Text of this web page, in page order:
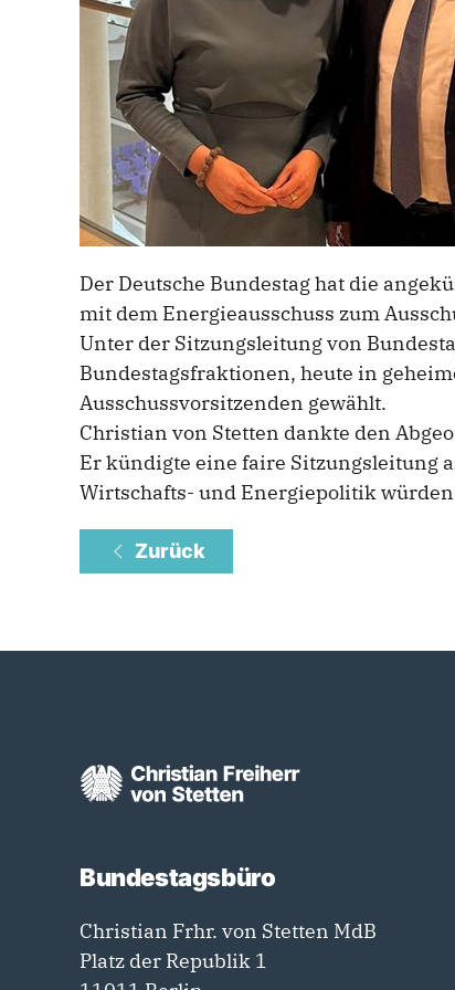
Der Deutsche Bundestag hat die
mit dem Energieausschuss zum
Unter der Sitzungsleitung von
Bundestagsfraktionen, heute in
Ausschussvorsitzenden gewählt.
Christian von Stetten dankte den
Er kündigte eine faire Sitzungsleitung
Wirtschafts- und Energiepolitik
Zurück
Bundestagsbüro
Christian Frhr. von Stetten MdB
Platz der Republik 1